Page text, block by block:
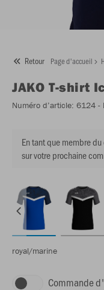
Retour Page d'accueil
JAKO T-shirt
Numéro d’article: 6124 -
En tant que membre
sur votre prochaine
royal/marine
Commande